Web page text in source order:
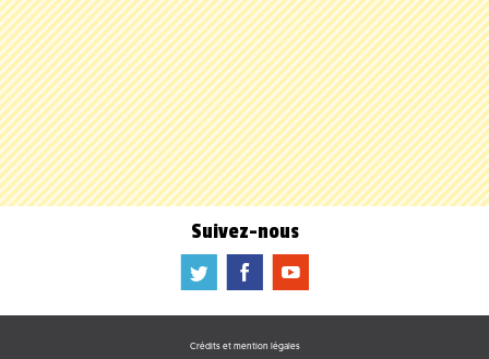
Suivez-nous
a b f
Crédits et mention légales